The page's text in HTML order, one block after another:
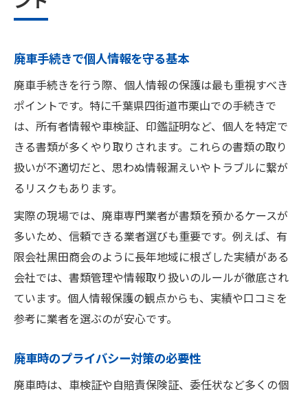
プライバシー配慮が徹底された廃車対応
書類提出時に注意する廃車の進め方
廃車時のプライバシー配慮に必要な対策とは
廃車で漏えいリスクを防ぐ対策方法
プライバシー確保のための廃車注意点
書類管理で廃車時の個人情報守る方法
プライバシー重視で廃車手続きを進める
所有権付き車両でも廃車できる条件を解説
所有権付きでも廃車できる具体的条件
廃車時に必要な所有権解除の手順解説
所有者不明な車の廃車ポイントとは
廃車できるケースとできないケース整理
名義や書類整理から始める安全な廃車準備
廃車手続きで個人情報を守る基本
廃車手続きを行う際、個人情報の保護は最も重視すべき
ポイントです。特に千葉県四街道市栗山での手続きで
は、所有者情報や車検証、印鑑証明など、個人を特定で
きる書類が多くやり取りされます。これらの書類の取り
扱いが不適切だと、思わぬ情報漏えいやトラブルに繋が
るリスクもあります。
実際の現場では、廃車専門業者が書類を預かるケースが
多いため、信頼できる業者選びも重要です。例えば、有
限会社黒田商会のように長年地域に根ざした実績がある
会社では、書類管理や情報取り扱いのルールが徹底され
ています。個人情報保護の観点からも、実績や口コミを
参考に業者を選ぶのが安心です。
廃車時のプライバシー対策の必要性
廃車時は、車検証や自賠責保険証、委任状など多くの個